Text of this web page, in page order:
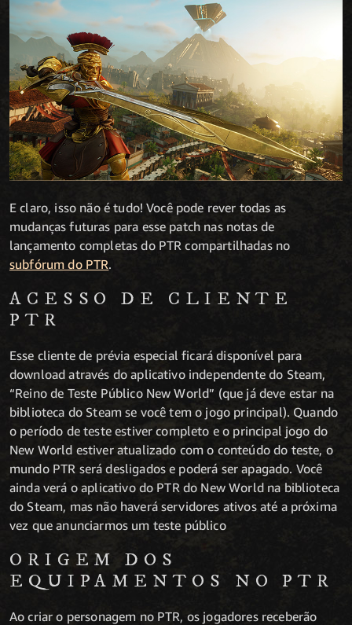
E claro, isso não é tudo! Você pode rever todas as
mudanças futuras para esse patch nas notas de
lançamento completas do PTR compartilhadas no
subfórum do PTR.
ACESSO DE CLIENTE
PTR
Esse cliente de prévia especial ficará disponível para
download através do aplicativo independente do Steam,
“Reino de Teste Público New World” (que já deve estar na
biblioteca do Steam se você tem o jogo principal). Quando
o período de teste estiver completo e o principal jogo do
New World estiver atualizado com o conteúdo do teste, o
mundo PTR será desligados e poderá ser apagado. Você
ainda verá o aplicativo do PTR do New World na biblioteca
do Steam, mas não haverá servidores ativos até a próxima
vez que anunciarmos um teste público
ORIGEM DOS
EQUIPAMENTOS NO PTR
Ao criar o personagem no PTR, os jogadores receberão